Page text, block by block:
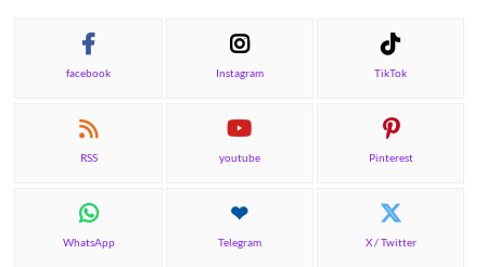
facebook Instagram TikTok
RSS youtube Pinterest
WhatsApp Telegram X / Twitter